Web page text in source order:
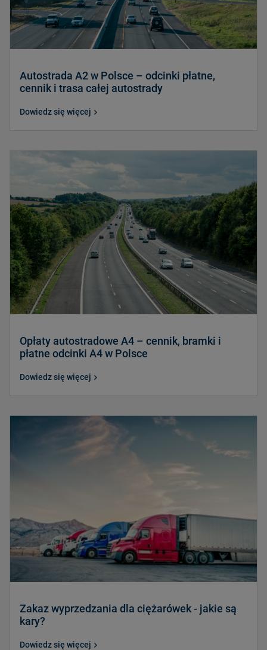
Autostrada A2 w Polsce – odcinki płatne,
cennik i trasa całej autostrady
Dowiedz się więcej
Opłaty autostradowe A4 – cennik, bramki i
płatne odcinki A4 w Polsce
Dowiedz się więcej
Zakaz wyprzedzania dla ciężarówek - jakie są
kary?
Dowiedz się więcej